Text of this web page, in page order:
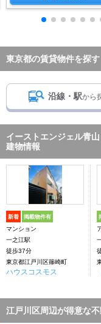
東京都の賃貸物件を探す
沿線・駅から
イーストエンジェル青
建物情報
新着 掲載物件有
マンション
一之江駅
徒歩37分
東京都江戸川区篠崎町
ハウスコスモス
江戸川区周辺が得意な